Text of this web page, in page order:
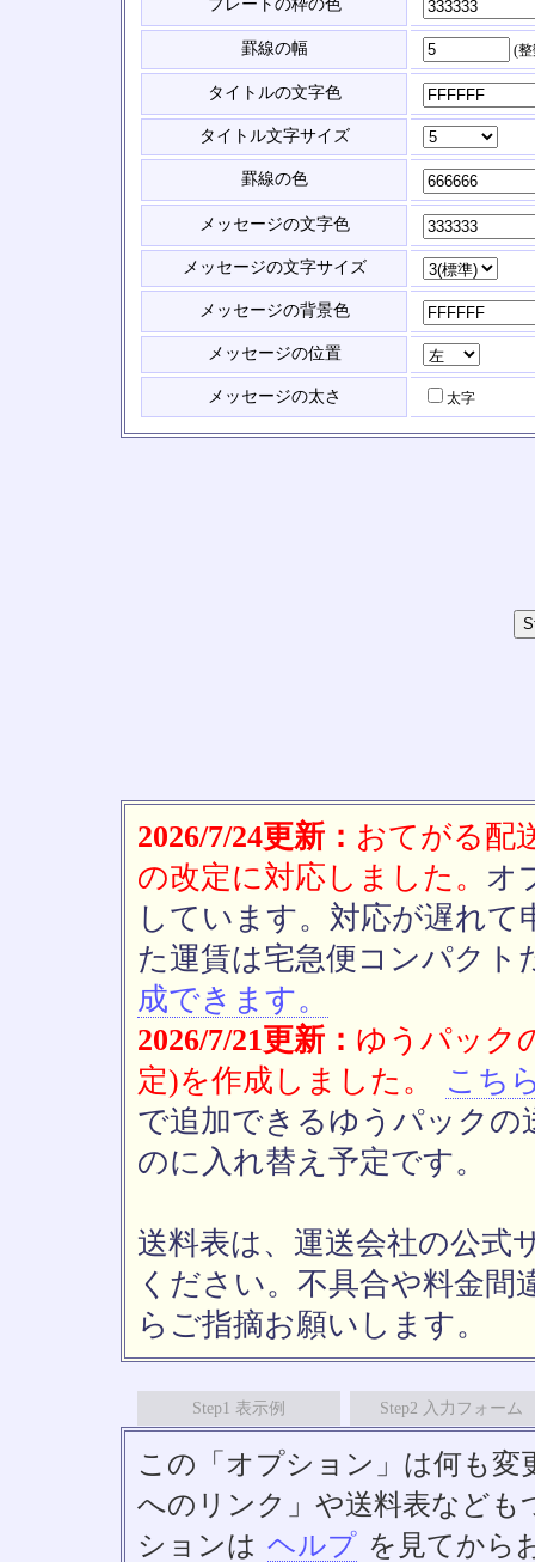
プレートの枠の色
罫線の幅 (
タイトルの文字色
タイトル文字サイズ
罫線の色
メッセージの文字色
メッセージの文字サイズ
メッセージの背景色
メッセージの位置
メッセージの太さ 太字
2026/7/24更新： おてがる配
の改定に対応しました。 オ
しています。対応が遅れ
た運賃は宅急便コンパクト
成できます。
2026/7/21更新： ゆうパック
定)を作成しました。
こち
で追加できるゆうパックの
のに入れ替え予定です。
送料表は、運送会社の公式
ください。不具合や料金間
らご指摘お願いします。
Step1 表示例 Step2 入力フォーム
この「オプション」は何も
へのリンク」や送料表など
ションは ヘルプ を見てから